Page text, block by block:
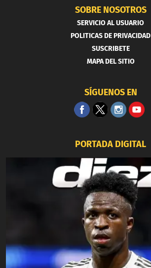
SOBRE NOSOTROS
SERVICIO AL USUARIO
POLITICAS DE PRIVACIDAD
SUSCRIBETE
MAPA DEL SITIO
SÍGUENOS EN
PORTADA DIGITAL